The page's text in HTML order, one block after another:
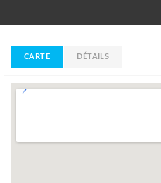
CARTE DÉTAILS